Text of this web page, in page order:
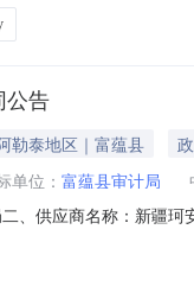
公告
勒泰地区｜富蕴县
单位： 富蕴县审计局
、供应商名称：新疆
八、联系方式1、采购